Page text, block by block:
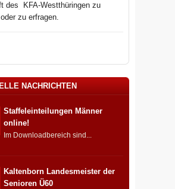
des
KFA-Westthüringen zu
zu erfragen.
NACHRICHTEN
Staffeleinteilungen Männer
online!
Im Downloadbereich sind...
Kaltenborn Landesmeister der
Senioren Ü60